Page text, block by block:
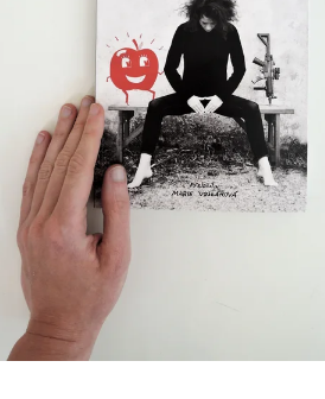
VÝVAR
NEJEN ROMSKÉ
SNESITELNĚJŠÍ
300 Kč
Was: 350 Kč